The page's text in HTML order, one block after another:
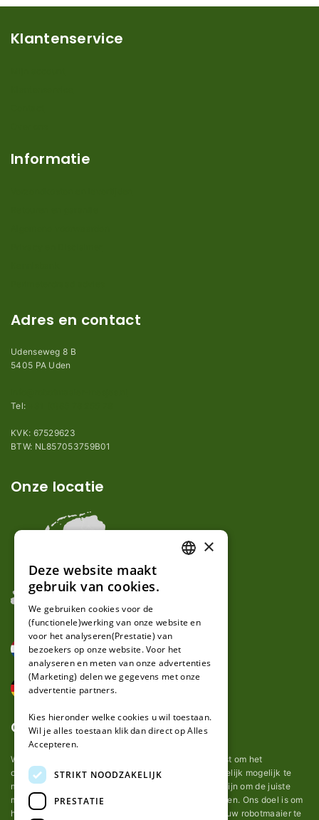
Klantenservice
Informatie
Adres en contact
Udenseweg 8 B
5405 PA Uden
Tel:
KVK: 67529623
BTW: NL857053759B01
Onze locatie
Over ons
Wij van robotmaaier-mesjes.nl doen ons uiterste best om het
onderhoud van robot grasmaaier mesjes zo gemakkelijk mogelijk te
maken. Uit ervaring merkten we hoe lastig het kan zijn om de juiste
messen voor een automatische grasmachine te vinden. Ons doel is om
het u makkelijk te maken om de goede mesjes voor uw robotmaaier te
GERMAN
×
Deze website maakt
gebruik van cookies.
We gebruiken cookies voor de
(functionele)werking van onze website en
voor het analyseren(Prestatie) van
bezoekers op onze website. Voor het
analyseren en meten van onze advertenties
(Marketing) delen we gegevens met onze
advertentie partners.
Kies hieronder welke cookies u wil toestaan.
Wil je alles toestaan klik dan direct op Alles
Accepteren.
STRIKT NOODZAKELIJK
PRESTATIE